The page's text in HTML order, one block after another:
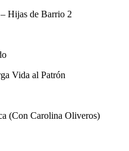
Hijas de Barrio 2
Vida al Patrón
(Con Carolina Oliveros)